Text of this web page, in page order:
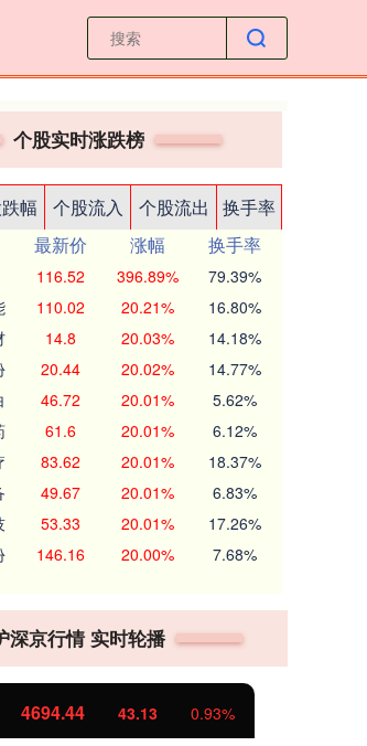
个股实时涨跌榜
幅 个股流入 个股流出
换手率
最新价 涨幅
换手率
116.52 396.89% 79.39%
110.02 20.21% 16.80%
14.8 20.03% 14.18%
20.44 20.02% 14.77%
46.72 20.01% 5.62%
61.6 20.01% 6.12%
83.62 20.01% 18.37%
49.67 20.01% 6.83%
53.33 20.01% 17.26%
146.16 20.00% 7.68%
深京行情 实时轮播
1134.24 11.37 1.01%